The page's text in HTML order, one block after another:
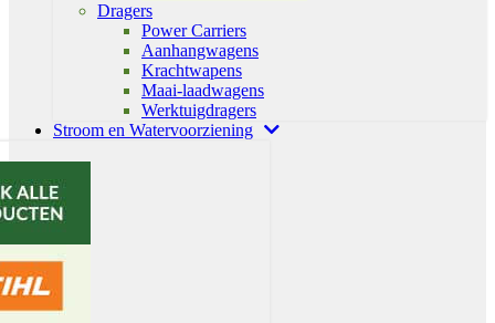
Dragers
Power Carriers
Aanhangwagens
Krachtwapens
Maai-laadwagens
Werktuigdragers
Stroom en Watervoorziening